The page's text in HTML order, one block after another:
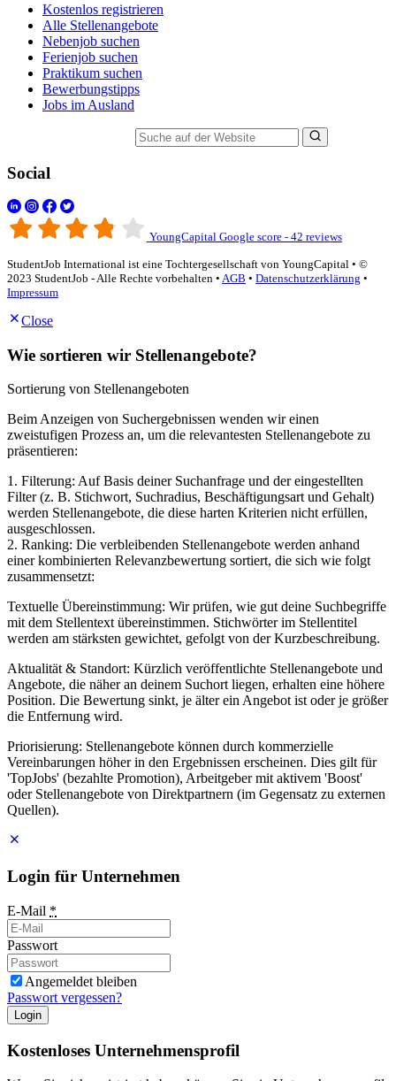
Kostenlos registrieren
Alle Stellenangebote
Nebenjob suchen
Ferienjob suchen
Praktikum suchen
Bewerbungstipps
Jobs im Ausland
Social
YoungCapital Google score - 42 reviews
StudentJob International ist eine Tochtergesellschaft von YoungCapital • ©
2023 StudentJob - Alle Rechte vorbehalten • AGB • Datenschutzerklärung •
Impressum
Close
Wie sortieren wir Stellenangebote?
Sortierung von Stellenangeboten
Beim Anzeigen von Suchergebnissen wenden wir einen
zweistufigen Prozess an, um die relevantesten Stellenangebote zu
präsentieren:
1. Filterung: Auf Basis deiner Suchanfrage und der eingestellten
Filter (z. B. Stichwort, Suchradius, Beschäftigungsart und Gehalt)
werden Stellenangebote, die diese harten Kriterien nicht erfüllen,
ausgeschlossen.
2. Ranking: Die verbleibenden Stellenangebote werden anhand
einer kombinierten Relevanzbewertung sortiert, die sich wie folgt
zusammensetzt:
Textuelle Übereinstimmung: Wir prüfen, wie gut deine Suchbegriffe
mit dem Stellentext übereinstimmen. Stichwörter im Stellentitel
werden am stärksten gewichtet, gefolgt von der Kurzbeschreibung.
Aktualität & Standort: Kürzlich veröffentlichte Stellenangebote und
Angebote, die näher an deinem Suchort liegen, erhalten eine höhere
Position. Die Bewertung sinkt, je älter ein Angebot ist oder je größer
die Entfernung wird.
Priorisierung: Stellenangebote können durch kommerzielle
Vereinbarungen höher in den Ergebnissen erscheinen. Dies gilt für
'TopJobs' (bezahlte Promotion), Arbeitgeber mit aktivem 'Boost'
oder Stellenangebote von Direktpartnern (im Gegensatz zu externen
Quellen).
Login für Unternehmen
E-Mail *
Passwort
Angemeldet bleiben
Passwort vergessen?
Login
Kostenloses Unternehmensprofil